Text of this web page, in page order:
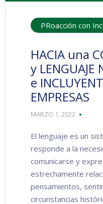
PRoacción con
HACIA una
y LENGUAJE
e
EMPRESAS
MARZO 1, 2022
El lenguaje es un
responde a la
comunicarse y
estrechamente
pensamientos,
circunstancias